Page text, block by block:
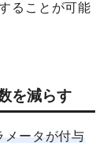
ることが可能
を減らす
メータが付与